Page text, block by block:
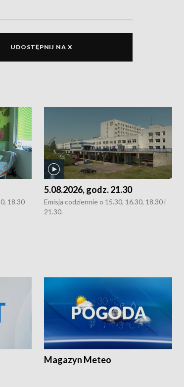
UDOSTĘPNIJ NA X
18.30
5.08.2026, godz. 21.30
Emisja codziennie o 15.30, 16.30, 18.30 i
21.30.
Magazyn Meteo